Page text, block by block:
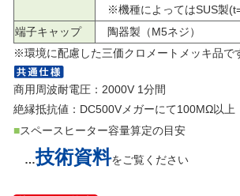
※機種によってはSUS製
端子キャップ
陶器製（M5ネジ）
※環境に配慮した三価クロメートメッキ品で
商用周波耐電圧：2000V 1分間
絶縁抵抗値：DC500Vメガーにて100MΩ以上
■スペースヒーター容量算定の目安
…技術資料をご覧ください